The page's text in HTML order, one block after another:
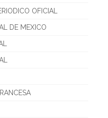
OFICIAL
DE MEXICO